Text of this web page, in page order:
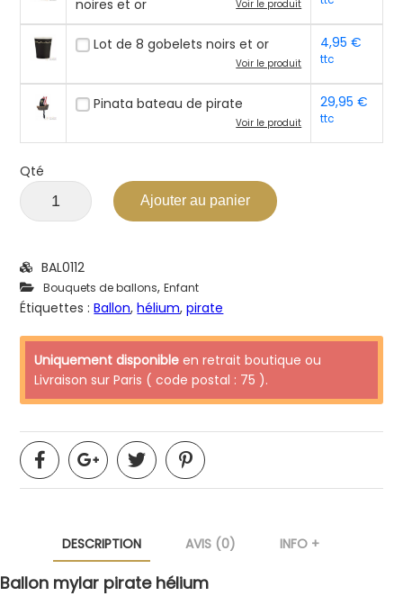
noires et or
Voir le produit
Lot de 8 gobelets noirs et or
Voir le produit
4,95€
ttc
Pinata bateau de pirate
Voir le produit
29,95€
ttc
Qté
Ajouter au panier
BAL0112
Bouquets de ballons,Enfant
Étiquettes :Ballon,hélium,pirate
Uniquement disponible en retrait boutique ou
Livraison sur Paris ( code postal : 75 ).
DESCRIPTION AVIS (0) INFO +
Ballon mylar pirate hélium